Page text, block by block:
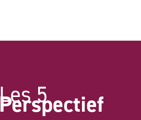
Les 5
Perspectief